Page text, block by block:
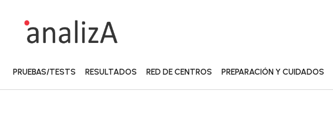
PRUEBAS/TESTS RESULTADOS RED DE CENTROS PREPARACIÓN Y CUIDADOS